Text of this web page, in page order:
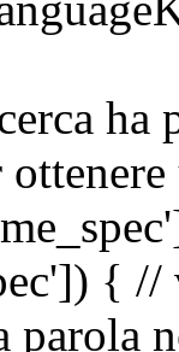
ha
{
parola